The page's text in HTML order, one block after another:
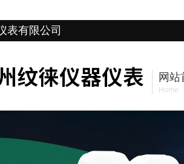
表有限公司
网站
Home